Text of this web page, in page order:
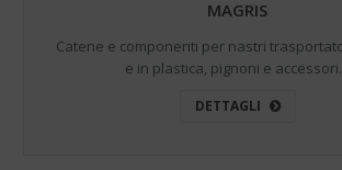
MAGRIS
Catene e componenti per nastri
e in plastica, pignoni e
DETTAGLI